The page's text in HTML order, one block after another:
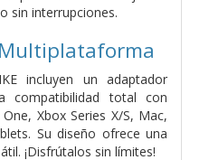
sin interrupciones.
incluyen un adaptador
compatibilidad total con
Xbox Series X/S, Mac,
Su diseño ofrece una
¡Disfrútalos sin límites!